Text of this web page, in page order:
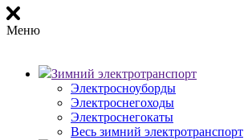
Меню
Зимний электротранспорт
Электросноуборды
Электроснегоходы
Электроснегокаты
Весь зимний электротранспорт